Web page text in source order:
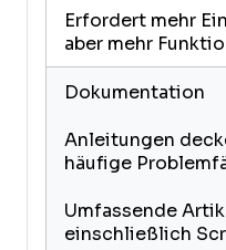
Erfordert mehr
aber mehr
Dokumentation
Anleitungen
häufige
Umfassende
einschließlich